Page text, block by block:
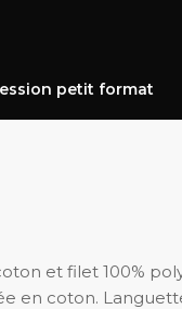
petit format
et filet 100%
en coton.